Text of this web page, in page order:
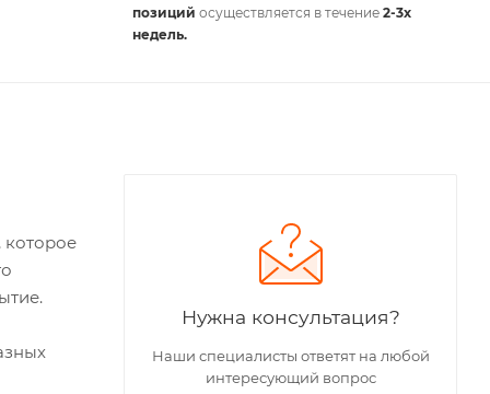
позиций осуществляется в течение 2-3х
недель.
которое
Нужна консультация?
Наши специалисты ответят на любой
интересующий вопрос